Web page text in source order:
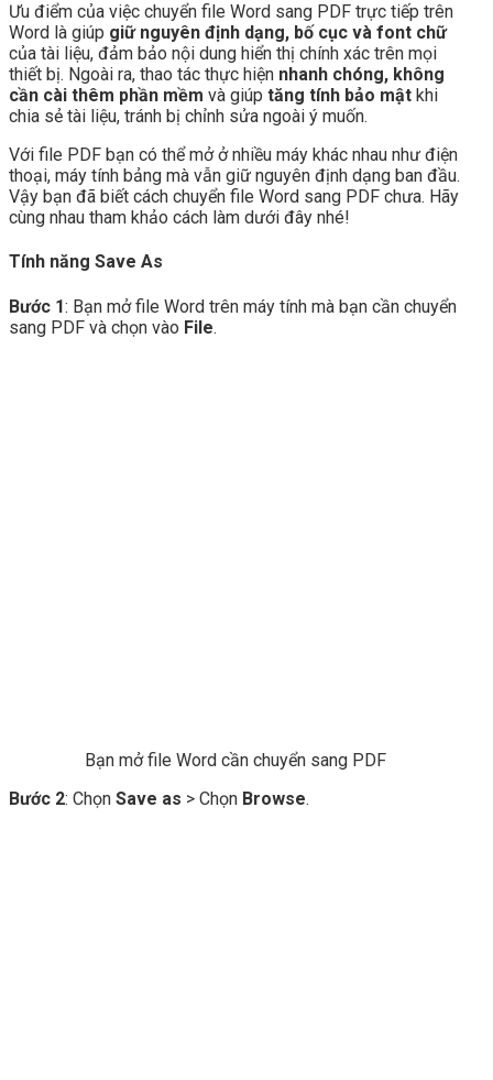
Ưu điểm của việc chuyển file Word sang PDF trực tiếp trên
Word là giúp giữ nguyên định dạng, bố cục và font chữ
của tài liệu, đảm bảo nội dung hiển thị chính xác trên mọi
thiết bị. Ngoài ra, thao tác thực hiện nhanh chóng, không
cần cài thêm phần mềm và giúp tăng tính bảo mật khi
chia sẻ tài liệu, tránh bị chỉnh sửa ngoài ý muốn.
Với file PDF bạn có thể mở ở nhiều máy khác nhau như điện
thoại, máy tính bảng mà vẫn giữ nguyên định dạng ban đầu.
Vậy bạn đã biết cách chuyển file Word sang PDF chưa. Hãy
cùng nhau tham khảo cách làm dưới đây nhé!
Tính năng Save As
Bước 1: Bạn mở file Word trên máy tính mà bạn cần chuyển
sang PDF và chọn vào File.
Bạn mở file Word cần chuyển sang PDF
Bước 2: Chọn Save as > Chọn Browse.